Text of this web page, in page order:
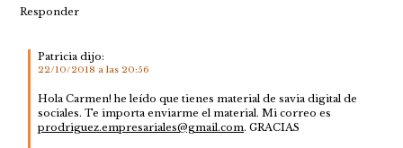
Responder
Patricia dijo:
22/10/2018 a las 20:56
Hola Carmen! he leído que tienes material de savia digital de
sociales. Te importa enviarme el material. Mi correo es
prodriguez.empresariales@gmail.com. GRACIAS